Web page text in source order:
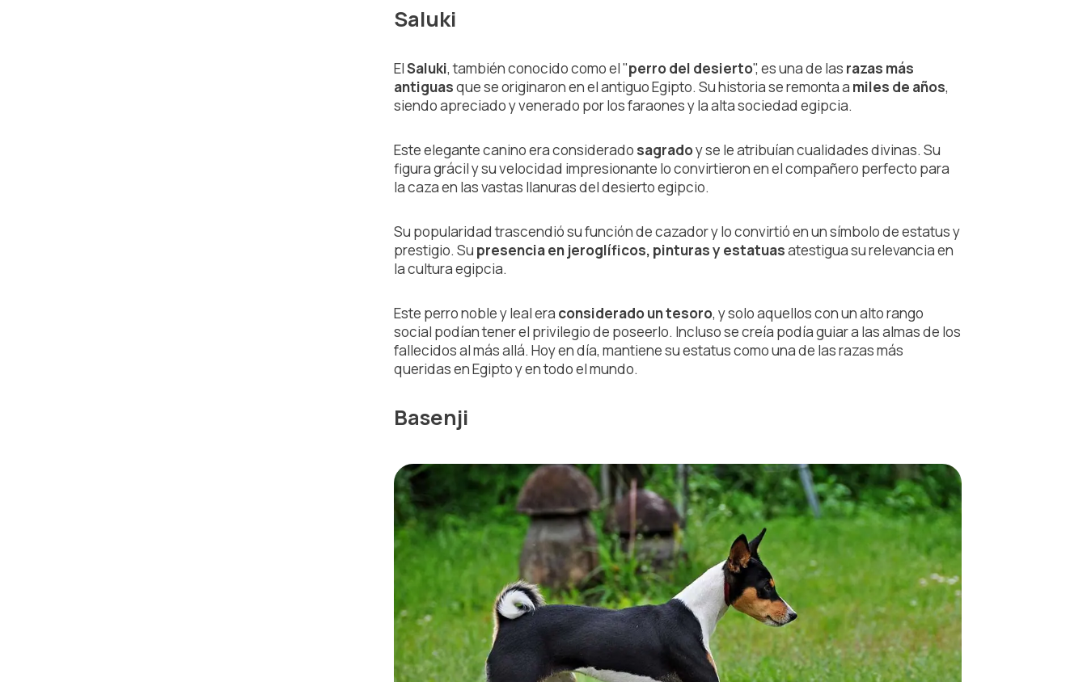
Saluki
ElSaluki, también conocido como el "perro del desierto", es una de las razas más
antiguasque se originaron en el antiguo Egipto. Su historia se remonta a miles de años,
siendo apreciado y venerado por los faraones y la alta sociedad egipcia.
Este elegante canino era considerado sagradoy se le atribuían cualidades divinas. Su
figura grácil y su velocidad impresionante lo convirtieron en el compañero perfecto para
la caza en las vastas llanuras del desierto egipcio.
Su popularidad trascendió su función de cazador y lo convirtió en un símbolo de estatus y
prestigio. Su presencia en jeroglíficos, pinturas y estatuasatestigua su relevancia en
la cultura egipcia.
Este perro noble y leal era considerado un tesoro, y solo aquellos con un alto rango
social podían tener el privilegio de poseerlo. Incluso se creía podía guiar a las almas de los
fallecidos al más allá. Hoy en día, mantiene su estatus como una de las razas más
queridas en Egipto y en todo el mundo.
Basenji